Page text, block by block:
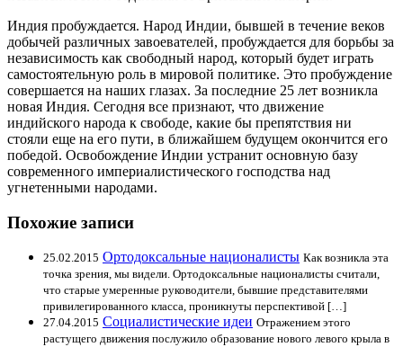
Индия пробуждается. Народ Индии, бывшей в течение веков
добычей различных завоевателей, пробуждается для борьбы за
независимость как свободный народ, который будет играть
самостоятельную роль в мировой политике. Это пробуждение
совершается на наших глазах. За последние 25 лет возникла
новая Индия. Сегодня все признают, что движение
индийского народа к свободе, какие бы препятствия ни
стояли еще на его пути, в ближайшем будущем окончится его
победой. Освобождение Индии устранит основную базу
современного империалистического господства над
угнетенными народами.
Похожие записи
25.02.2015 Ортодоксальные националисты Как возникла эта
точка зрения, мы видели. Ортодоксальные националисты считали,
что старые умеренные руководители, бывшие представителями
привилегированного класса, проникнуты перспективой […]
27.04.2015 Социалистические идеи Отражением этого
растущего движения послужило образование нового левого крыла в